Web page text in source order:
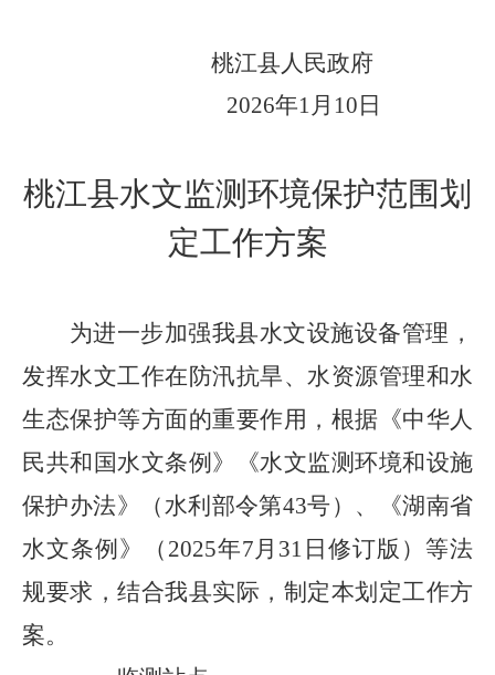
桃江县人民政府
2026年1月 10 日
桃江县水文监测环境保护范围划
定工作方案
为进一步加强我县水文设施设备管理，
发挥水文工作在防汛抗旱、水资源管理和水
生态保护等方面的重要作用，根据《中华人
民共和国水文条例》《水文监测环境和设施
保护办法》（水利部令第43号）、《湖南省
水文条例》（ 2025年7月 31 日修订版）等法
规要求，结合我县实际，制定本划定工作方
案。